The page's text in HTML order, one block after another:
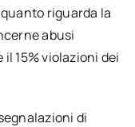
riguarda la
abusi
15% violazioni dei
di